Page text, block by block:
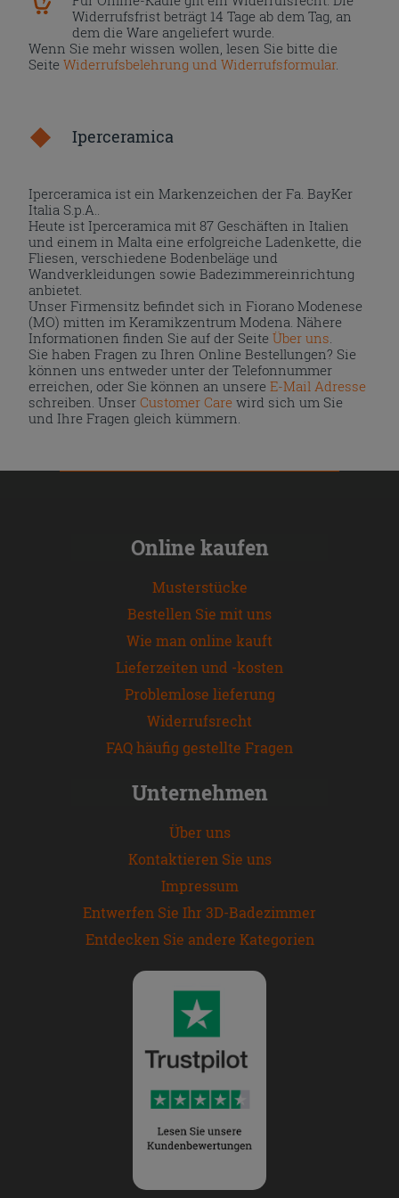
Widerrufsfrist beträgt 14 Tage ab dem Tag, an
dem die Ware angeliefert wurde.
Wenn Sie mehr wissen wollen, lesen Sie bitte die
SeiteWiderrufsbelehrung und Widerrufsformular.
Iperceramica
Iperceramica ist ein Markenzeichen der Fa. BayKer
Italia S.p.A..
Heute ist Iperceramica mit 87 Geschäften in Italien
und einem in Malta eine erfolgreiche Ladenkette, die
Fliesen, verschiedene Bodenbeläge und
Wandverkleidungen sowie Badezimmereinrichtung
anbietet.
Unser Firmensitz befindet sich in Fiorano Modenese
(MO) mitten im Keramikzentrum Modena. Nähere
Informationen finden Sie auf der Seite Über uns
Sie haben Fragen zu Ihren Online Bestellungen? Sie
können uns entweder unter der Telefonnummer
erreichen, oder Sie können an unsereE-Mail Adresse
schreiben. UnserCustomer Care wird sich um Sie
und Ihre Fragen gleich kümmern.
Online kaufen
Musterstücke
Bestellen Sie mit uns
Wie man online kauft
Lieferzeiten und -kosten
Problemlose lieferung
Widerrufsrecht
FAQ häufig gestellte Fragen
Unternehmen
Über uns
Kontaktieren Sie uns
Impressum
Entwerfen Sie Ihr 3D-Badezimmer
Entdecken Sie andere Kategorien